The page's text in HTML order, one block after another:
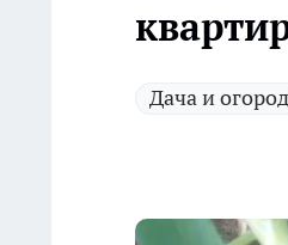
Дача и огород